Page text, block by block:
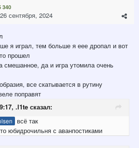
340
26 сентября, 2024
я играл, тем больше я еее дропал и вот
прошел
смешанное, да и игра утомила очень
все скатывается в рутину
поправят
.l1te сказал:
всё так
юбидрочильня с аванпостиками